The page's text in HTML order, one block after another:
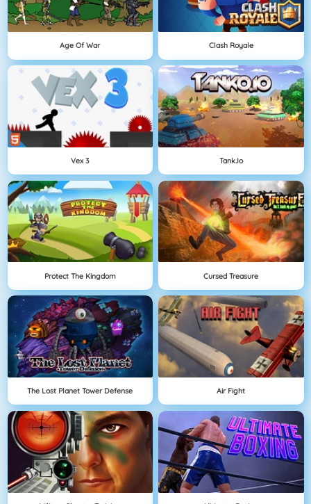
Age Of War Clash Royale
Vex 3 Tank.io
Protect The Kingdom Cursed Treasure
The Lost Planet Tower Defense Air Fight